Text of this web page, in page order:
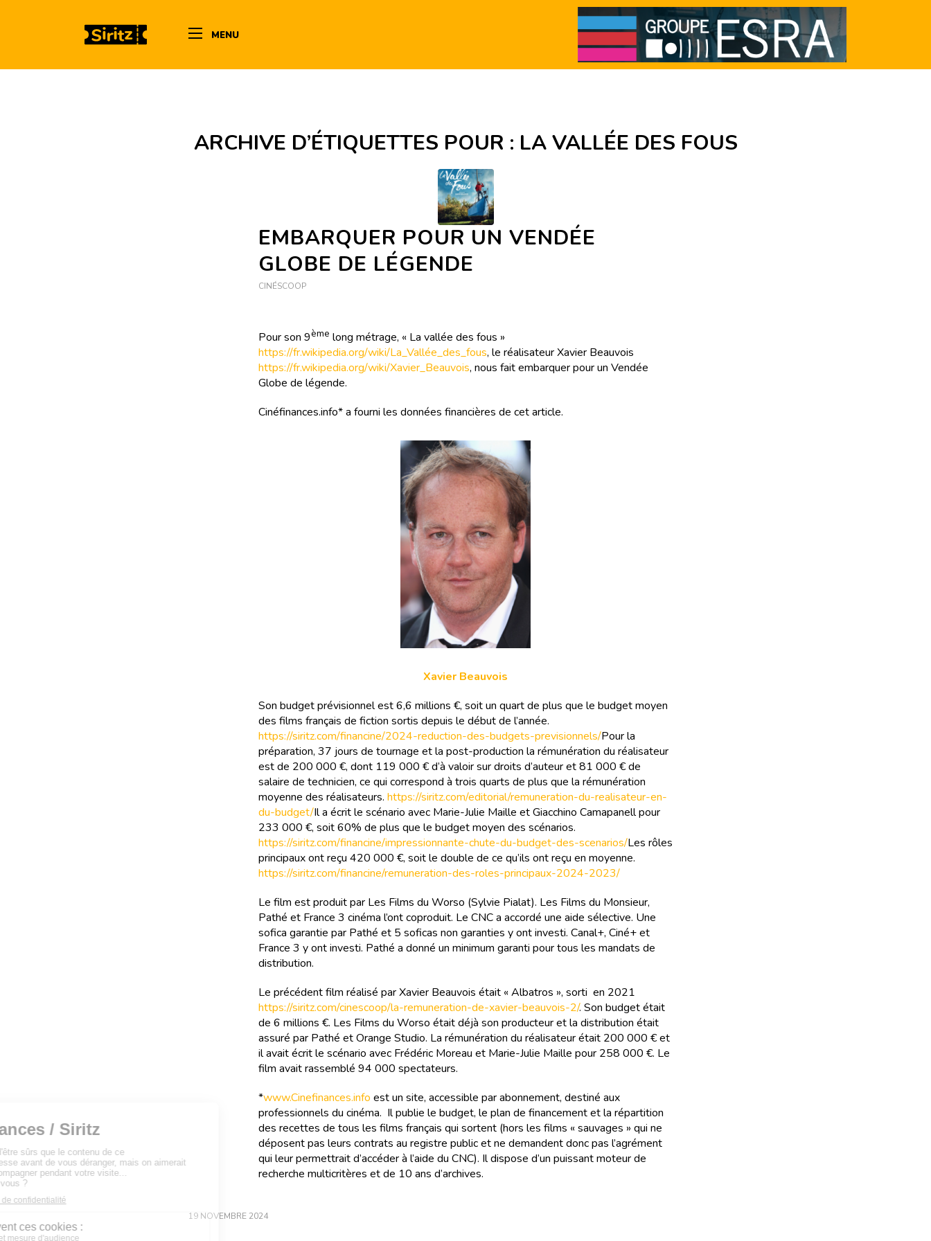
MENU
ARCHIVE D’ÉTIQUETTES POUR : LA VALLÉE DES FOUS
EMBARQUER POUR UN VENDÉE
GLOBE DE LÉGENDE
CINÉSCOOP
Pour son 9ème long métrage, « La vallée des fous »
https://fr.wikipedia.org/wiki/La_Vallée_des_fous, le réalisateur Xavier Beauvois
https://fr.wikipedia.org/wiki/Xavier_Beauvois, nous fait embarquer pour un Vendée
Globe de légende.
Cinéfinances.info* a fourni les données financières de cet article.
Xavier Beauvois
Son budget prévisionnel est 6,6 millions €, soit un quart de plus que le budget moyen
des films français de fiction sortis depuis le début de l’année.
https://siritz.com/financine/2024-reduction-des-budgets-previsionnels/Pour la
préparation, 37 jours de tournage et la post-production la rémunération du réalisateur
est de 200 000 €, dont 119 000 € d’à valoir sur droits d’auteur et 81 000 € de
salaire de technicien, ce qui correspond à trois quarts de plus que la rémunération
moyenne des réalisateurs. https://siritz.com/editorial/remuneration-du-realisateur-en-
du-budget/Il a écrit le scénario avec Marie-Julie Maille et Giacchino Camapanell pour
233 000 €, soit 60% de plus que le budget moyen des scénarios.
https://siritz.com/financine/impressionnante-chute-du-budget-des-scenarios/Les rôles
principaux ont reçu 420 000 €, soit le double de ce qu’ils ont reçu en moyenne.
https://siritz.com/financine/remuneration-des-roles-principaux-2024-2023/
Le film est produit par Les Films du Worso (Sylvie Pialat). Les Films du Monsieur,
Pathé et France 3 cinéma l’ont coproduit. Le CNC a accordé une aide sélective. Une
sofica garantie par Pathé et 5 soficas non garanties y ont investi. Canal+, Ciné+ et
France 3 y ont investi. Pathé a donné un minimum garanti pour tous les mandats de
distribution.
Le précédent film réalisé par Xavier Beauvois était « Albatros », sorti en 2021
https://siritz.com/cinescoop/la-remuneration-de-xavier-beauvois-2/. Son budget était
de 6 millions €. Les Films du Worso était déjà son producteur et la distribution était
assuré par Pathé et Orange Studio. La rémunération du réalisateur était 200 000 € et
il avait écrit le scénario avec Frédéric Moreau et Marie-Julie Maille pour 258 000 €. Le
film avait rassemblé 94 000 spectateurs.
*www.Cinefinances.info est un site, accessible par abonnement, destiné aux
professionnels du cinéma. Il publie le budget, le plan de financement et la répartition
des recettes de tous les films français qui sortent (hors les films « sauvages » qui ne
déposent pas leurs contrats au registre public et ne demandent donc pas l’agrément
qui leur permettrait d’accéder à l’aide du CNC). Il dispose d’un puissant moteur de
recherche multicritères et de 10 ans d’archives.
19 NOVEMBRE 2024